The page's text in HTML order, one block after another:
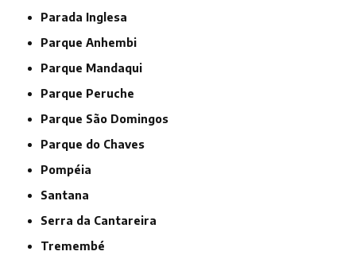
Parada Inglesa
Parque Anhembi
Parque Mandaqui
Parque Peruche
Parque São Domingos
Parque do Chaves
Pompéia
Santana
Serra da Cantareira
Tremembé